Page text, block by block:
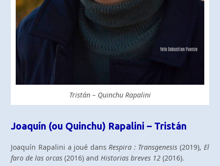
Tristán – Quinchu Rapalini
Joaquín (ou Quinchu) Rapalini – Tristán
Joaquín Rapalini a joué dans Respira : Transgenesis (2019), El
faro de las orcas (2016) and Historias breves 12 (2016).